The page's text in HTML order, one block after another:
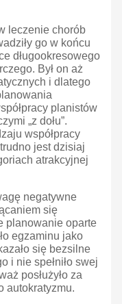
leczenie chorób
go w końcu
długookresowego
Był on aż
i dlatego
planistów
„z dołu”.
współpracy
jest dzisiaj
atrakcyjnej
negatywne
się
planowanie oparte
egzaminu jako
się bezsilne
i nie spełniło swej
posłużyło za
autokratyzmu.